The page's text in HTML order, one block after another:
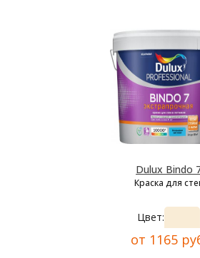
Dulux Bindo
Краска для
Цвет:
от 1165